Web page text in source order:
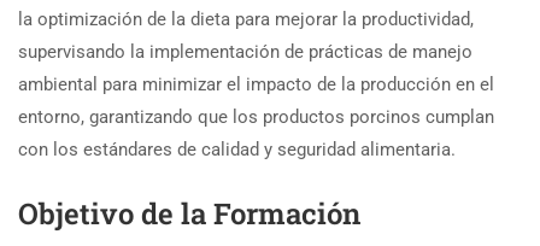
la optimización de la dieta para mejorar la productividad,
supervisando la implementación de prácticas de manejo
ambiental para minimizar el impacto de la producción en el
entorno, garantizando que los productos porcinos cumplan
con los estándares de calidad y seguridad alimentaria.
Objetivo de la Formación